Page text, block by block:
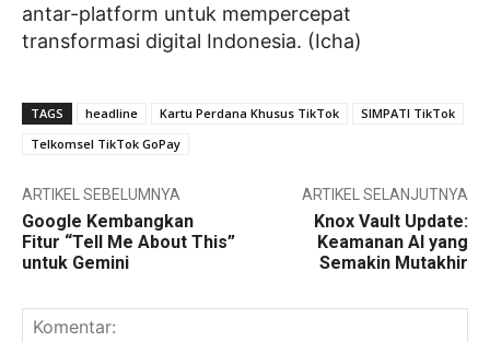
antar-platform untuk mempercepat
transformasi digital Indonesia. (Icha)
TAGS headline Kartu Perdana Khusus TikTok
SIMPATI TikTok
Telkomsel TikTok GoPay
ARTIKEL SEBELUMNYA
Google Kembangkan
Fitur “Tell Me About This”
untuk Gemini
ARTIKEL SELANJUTNYA
Knox Vault Update:
Keamanan AI yang
Semakin Mutakhir